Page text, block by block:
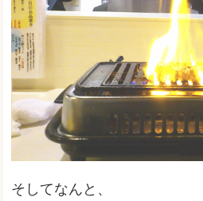
そしてなんと、